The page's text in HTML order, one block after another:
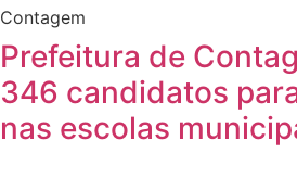
Contagem
Prefeitura de
346 candidatos
nas escolas